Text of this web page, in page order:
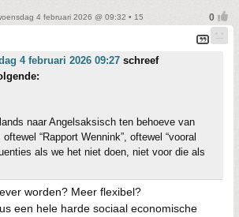
4 februari 2026 @ 09:32 • 15
4 februari 2026 09:27 schreef
naar Angelsaksisch ten behoeve van
“Rapport Wennink”, oftewel “vooral
als we het niet doen, niet voor die als
worden? Meer flexibel?
een hele harde sociaal economische